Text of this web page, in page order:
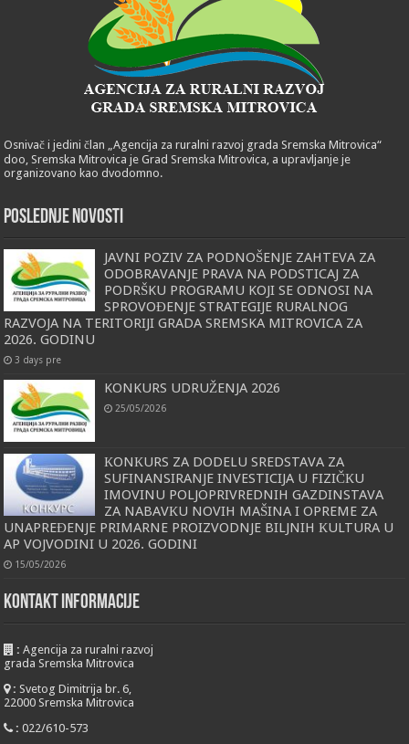
Osnivač i jedini član „Agencija za ruralni razvoj grada Sremska Mitrovica“
doo, Sremska Mitrovica je Grad Sremska Mitrovica, a upravljanje je
organizovano kao dvodomno.
POSLEDNJE NOVOSTI
JAVNI POZIV ZA PODNOŠENJE ZAHTEVA ZA
ODOBRAVANJE PRAVA NA PODSTICAJ ZA
PODRŠKU PROGRAMU KOJI SE ODNOSI NA
SPROVOĐENJE STRATEGIJE RURALNOG
RAZVOJA NA TERITORIJI GRADA SREMSKA MITROVICA ZA
2026. GODINU
3 days pre
KONKURS UDRUŽENJA 2026
25/05/2026
КONКURS ZA DODELU SREDSTAVA ZA
SUFINANSIRANJE INVESTICIJA U FIZIČКU
IMOVINU POLJOPRIVREDNIH GAZDINSTAVA
ZA NABAVКU NOVIH MAŠINA I OPREME ZA
UNAPREĐENJE PRIMARNE PROIZVODNJE BILJNIH КULTURA U
AP VOJVODINI U 2026. GODINI
15/05/2026
KONTAKT INFORMACIJE
:Agencija za ruralni razvoj
grada Sremska Mitrovica
: Svetog Dimitrija br. 6,
22000 Sremska Mitrovica
:022/610-573